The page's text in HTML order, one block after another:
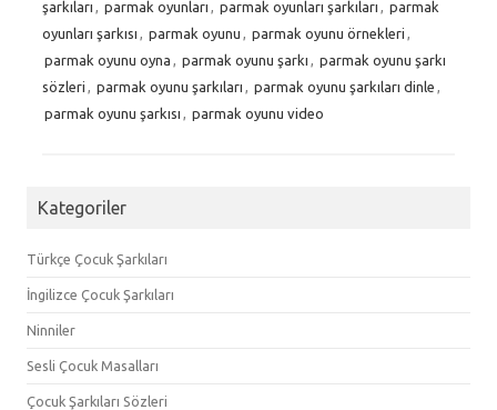
şarkıları
parmak oyunları parmak oyunları şarkıları
parmak
oyunları şarkısı
parmak oyunu parmak oyunu örnekleri
parmak oyunu oyna
parmak oyunu şarkı
parmak oyunu şarkı
sözleri
parmak oyunu şarkıları parmak oyunu şarkıları dinle
parmak oyunu şarkısı
parmak oyunu video
Kategoriler
Türkçe Çocuk Şarkıları
İngilizce Çocuk Şarkıları
Ninniler
Sesli Çocuk Masalları
Çocuk Şarkıları Sözleri